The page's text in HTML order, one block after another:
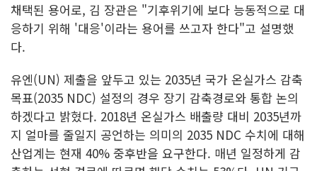
채택된 용어로, 김 장관은 "기후위기에 보다 능동적으로 대
응하기 위해 '대응'이라는 용어를 쓰고자 한다"고 설명했
다.
유엔(UN) 제출을 앞두고 있는 2035년 국가 온실가스 감축
목표(2035 NDC) 설정의 경우 장기 감축경로와 통합 논의
하겠다고 밝혔다. 2018년 온실가스 배출량 대비 2035년까
지 얼마를 줄일지 공언하는 의미의 2035 NDC 수치에 대해
산업계는 현재 40% 중후반을 요구한다. 매년 일정하게 감